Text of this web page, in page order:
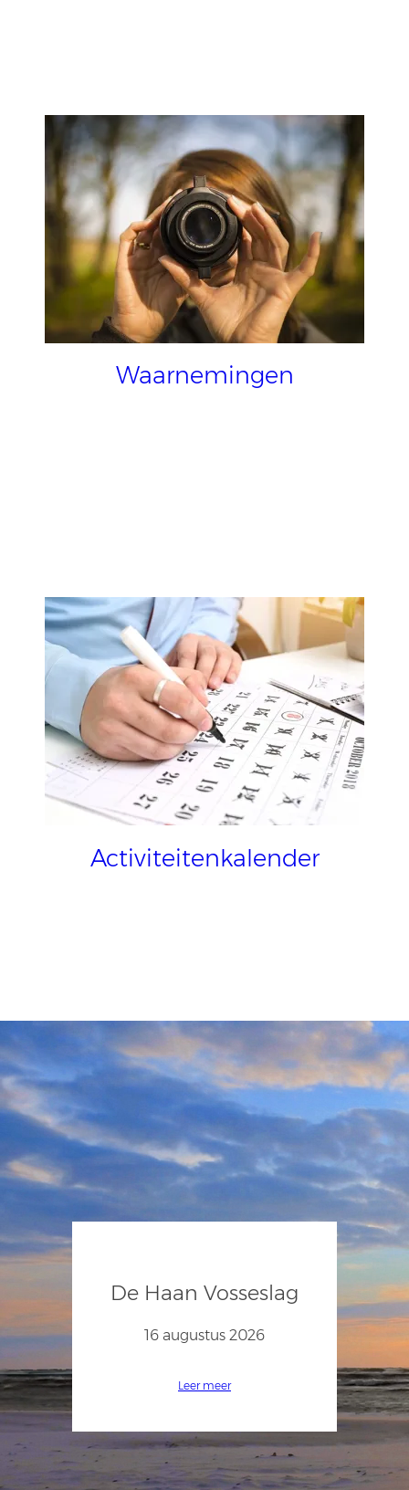
Waarnemingen
Activiteitenkalender
De Haan Vosseslag
16 augustus 2026
Leer meer